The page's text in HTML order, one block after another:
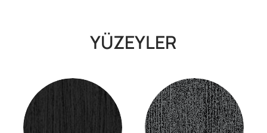
YÜZEYLER